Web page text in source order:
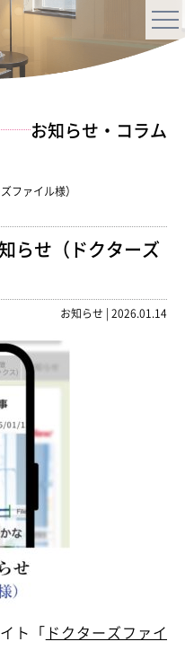
お知らせ・コラム
ファイル様）
らせ（ドクターズ
お知らせ 2026.01.14
ト「
ドクターズファイ